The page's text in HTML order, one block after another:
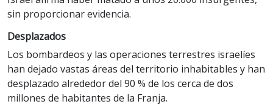
sin proporcionar evidencia.
Desplazados
Los bombardeos y las operaciones terrestres israelíes
han dejado vastas áreas del territorio inhabitables y han
desplazado alrededor del 90 % de los cerca de dos
millones de habitantes de la Franja.